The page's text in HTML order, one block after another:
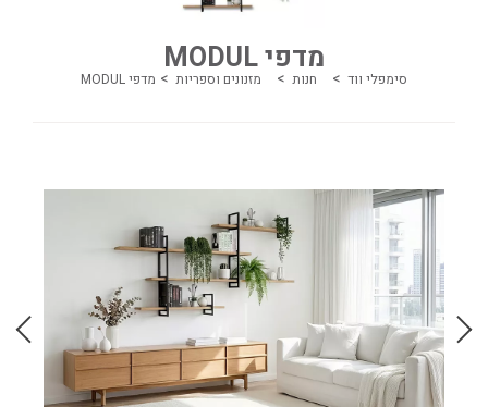
מדפי MODUL
סימפלי ווד חנות מזנונים וספריות מדפי MODUL